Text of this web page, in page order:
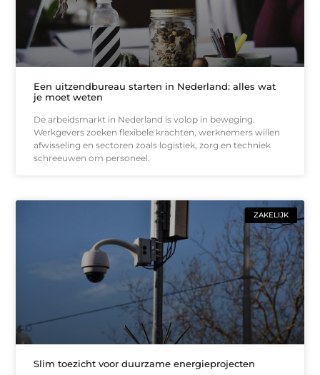
Een uitzendbureau starten in Nederland: alles wat
je moet weten
De arbeidsmarkt in Nederland is volop in beweging.
Werkgevers zoeken flexibele krachten, werknemers willen
afwisseling en sectoren zoals logistiek, zorg en techniek
schreeuwen om personeel.
ZAKELIJK
Slim toezicht voor duurzame energieprojecten